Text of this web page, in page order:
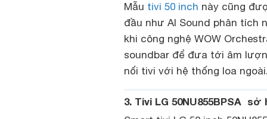
Mẫu tivi 50 inch này cũng
đầu như AI Sound phân tích
khi công nghệ WOW
soundbar để đưa tới âm
nối tivi với hệ thống loa
3. Tivi LG 50NU855BPSA